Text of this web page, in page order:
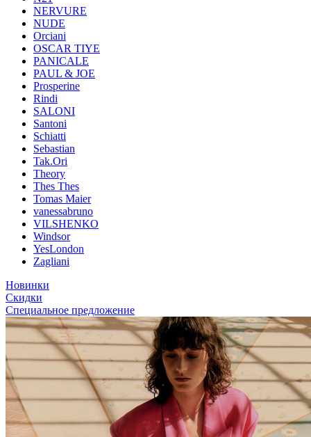
NERVURE
NUDE
Orciani
OSCAR TIYE
PANICALE
PAUL & JOE
Prosperine
Rindi
SALONI
Santoni
Schiatti
Sebastian
Tak.Ori
Theory
Thes Thes
Tomas Maier
vanessabruno
VILSHENKO
Windsor
YesLondon
Zagliani
Новинки
Скидки
Специальное предложение